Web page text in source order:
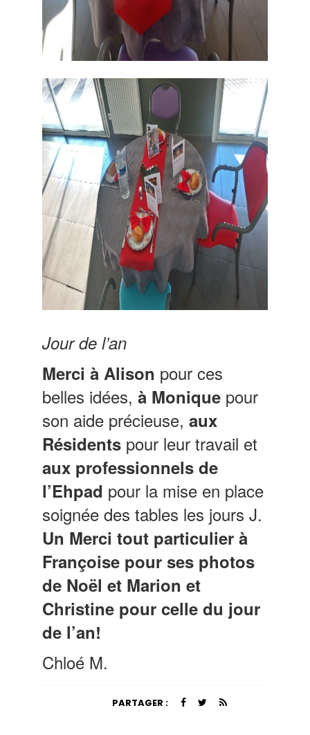
Jour de l’an
Merci à Alison pour ces
belles idées,à Monique pour
son aide précieuse,aux
Résidents pour leur travail et
aux professionnels de
l’Ehpad pour la mise en place
soignée des tables les jours J.
Un Merci tout particulier à
Françoise pour ses photos
de Noël et Marion et
Christine pour celle du jour
de l’an!
Chloé M.
PARTAGER :